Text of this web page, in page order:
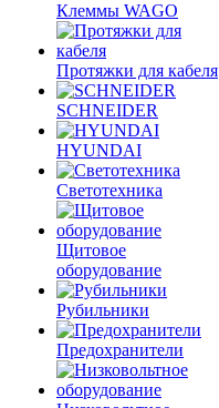
Клеммы WAGO
Протяжки для кабеля
SCHNEIDER
HYUNDAI
Светотехника
Щитовое
оборудование
Рубильники
Предохранители